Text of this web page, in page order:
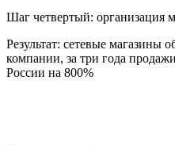
Шаг четвертый: организация
Результат: сетевые магазины
компании, за три года
России на 800%